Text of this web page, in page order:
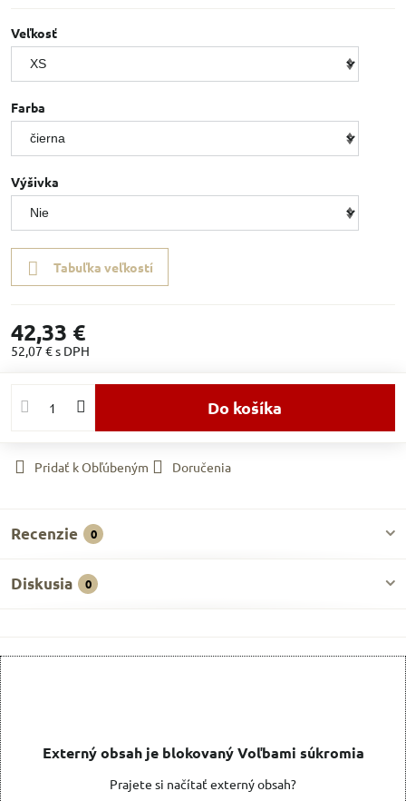
Veľkosť
Farba
Výšivka
Tabuľka veľkostí
42,33 €
52,07 €s DPH
Do košíka
Pridať k Obľúbeným Doručenia
Recenzie 0
Diskusia 0
Externý obsah je blokovaný Voľbami súkromia
Prajete si načítať externý obsah?